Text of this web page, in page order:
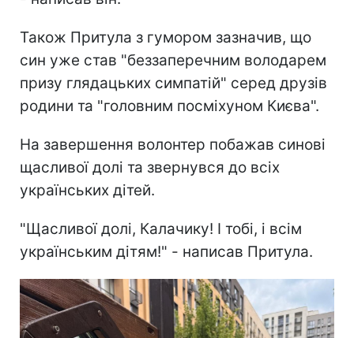
Також Притула з гумором зазначив, що
син уже став "беззаперечним володарем
призу глядацьких симпатій" серед друзів
родини та "головним посміхуном Києва".
На завершення волонтер побажав синові
щасливої долі та звернувся до всіх
українських дітей.
"Щасливої долі, Калачику! І тобі, і всім
українським дітям!" - написав Притула.